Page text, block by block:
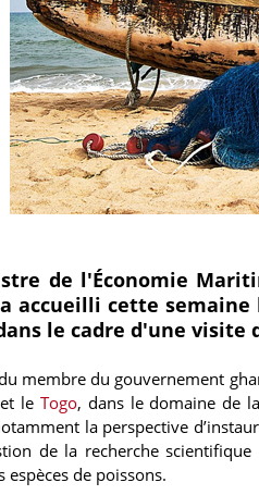
de l'Économie
accueilli cette
le cadre d'une visite
membre du gouvernement
le Togo, dans le domaine de
la perspective
de la recherche
espèces de poissons.